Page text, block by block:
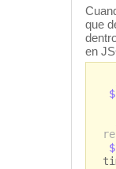
que
en